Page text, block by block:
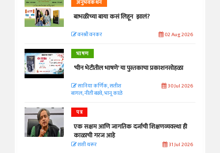
अनुभवकथन
बाभळीच्या बाया कसं लिहून झालं?
वनश्री वनकर 02 Aug 2026
भाषण
'चीन भेटीतील भाषणे' या पुस्तकाचा प्रकाशनसोहळा
सानिया कर्णिक, सतीश
बागल, नीती बडवे, भानू काळे
30 Jul 2026
पत्र
एक सक्षम आणि जागतिक दर्जाची शिक्षणव्यवस्था ही
काळाची गरज आहे
शशी थरूर 31 Jul 2026